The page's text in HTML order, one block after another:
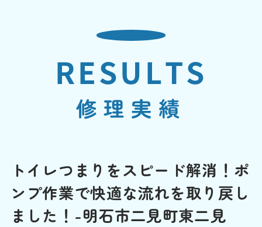
RESULTS
修理実績
トイレつまりをスピード解消！ポ
ンプ作業で快適な流れを取り戻し
ました！-明石市二見町東二見